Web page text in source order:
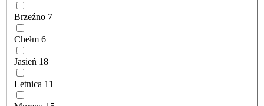
Brzeźno 7
Chełm 6
Jasień 18
Letnica 11